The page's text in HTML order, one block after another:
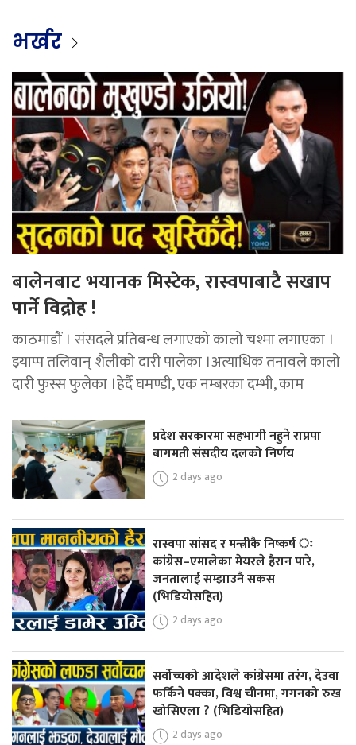
भर्खर
बालेनबाट भयानक मिस्टेक, रास्वपाबाटै सखाप
पार्ने विद्रोह !
काठमाडौं । संसदले प्रतिबन्ध लगाएको कालो चश्मा लगाएका ।
झ्याप्प तलिवान् शैलीको दारी पालेका ।अत्याधिक तनावले कालो
दारी फुस्स फुलेका ।हेर्दै घमण्डी, एक नम्बरका दम्भी, काम
प्रदेश सरकारमा सहभागी नहुने राप्रपा
बागमती संसदीय दलको निर्णय
2 days ago
रास्वपा सांसद र मन्त्रीकै निष्कर्ष ः
कांग्रेस–एमालेका मेयरले हैरान पारे,
जनतालाई सम्झाउनै सकस
(भिडियोसहित)
2 days ago
सर्वोच्चको आदेशले कांग्रेसमा तरंग, देउवा
फर्किने पक्का, विश्व चीनमा, गगनको रुख
खोसिएला ? (भिडियोसहित)
2 days ago